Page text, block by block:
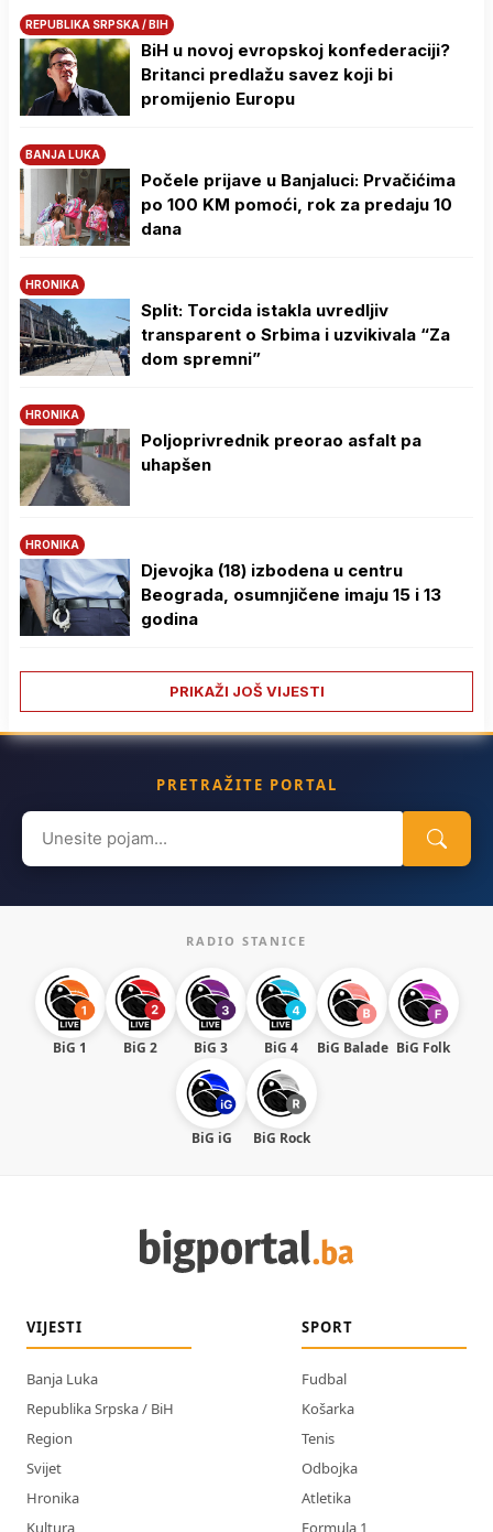
REPUBLIKA SRPSKA / BIH
BiH u novoj evropskoj konfederaciji?
Britanci predlažu savez koji bi
promijenio Europu
BANJA LUKA
Počele prijave u Banjaluci: Prvačićima
po 100 KM pomoći, rok za predaju 10
dana
HRONIKA
Split: Torcida istakla uvredljiv
transparent o Srbima i uzvikivala “Za
dom spremni”
HRONIKA
Poljoprivrednik preorao asfalt pa
uhapšen
HRONIKA
Djevojka (18) izbodena u centru
Beograda, osumnjičene imaju 15 i 13
godina
PRIKAŽI JOŠ VIJESTI
PRETRAŽITE PORTAL
Search
for:
RADIO STANICE
BiG 1 BiG 2 BiG 3 BiG 4 BiG Balade BiG Folk
BiG iG BiG Rock
VIJESTI
Banja Luka
Republika Srpska / BiH
Region
Svijet
Hronika
Kultura
SPORT
Fudbal
Košarka
Tenis
Odbojka
Atletika
Formula 1